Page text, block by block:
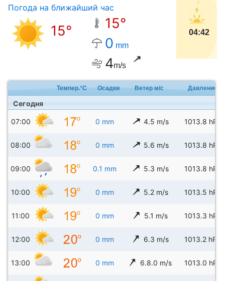
Погода на ближайший час
15°
15°
0 mm
4m/s
04:42
Темпер.°C Осадки Ветер м/с Давление
Сегодня
07:00 0 mm 4.5 m/s 1013.8 hPa
08:00 0 mm 5.6 m/s 1013.8 hPa
09:00 0.1 mm 5.3 m/s 1013.8 hPa
10:00 0 mm 5.2 m/s 1013.5 hPa
11:00 0 mm 5.1 m/s 1013.3 hPa
12:00 0 mm 6.3 m/s 1013.2 hPa
13:00 0 mm 6.8.0 m/s 1013.0 hPa